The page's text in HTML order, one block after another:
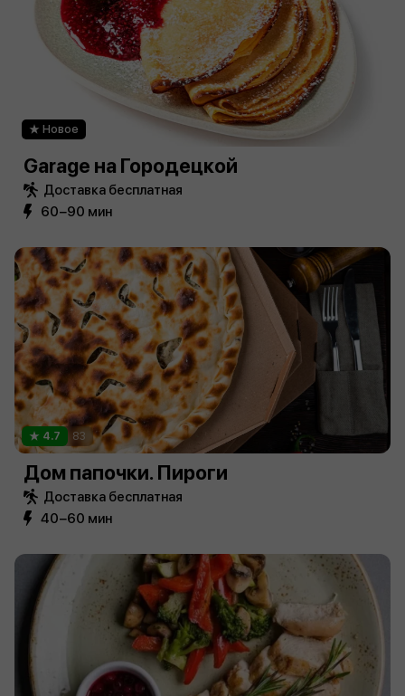
Новое
Garage на Городецкой
Доставка бесплатная
60−90 мин
4.7 83
Дом папочки. Пироги
Доставка бесплатная
40−60 мин